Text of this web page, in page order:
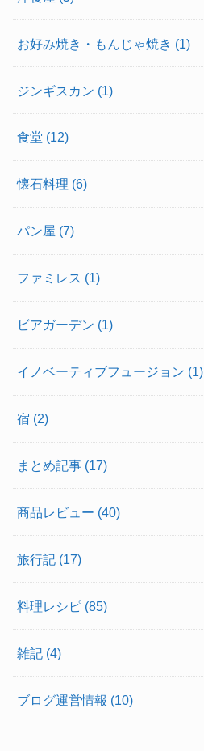
お好み焼き・もんじゃ焼き (1)
ジンギスカン (1)
食堂 (12)
懐石料理 (6)
パン屋 (7)
ファミレス (1)
ビアガーデン (1)
イノベーティブフュージョン (1)
宿 (2)
まとめ記事 (17)
商品レビュー (40)
旅行記 (17)
料理レシピ (85)
雑記 (4)
ブログ運営情報 (10)